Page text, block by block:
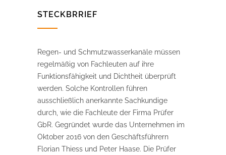
STECKBRRIEF
Regen- und Schmutzwasserkanäle müssen
regelmäßig von Fachleuten auf ihre
Funktionsfähigkeit und Dichtheit überprüft
werden. Solche Kontrollen führen
ausschließlich anerkannte Sachkundige
durch, wie die Fachleute der Firma Prüfer
GbR. Gegründet wurde das Unternehmen im
Oktober 2016 von den Geschäftsführern
Florian Thiess und Peter Haase. Die Prüfer